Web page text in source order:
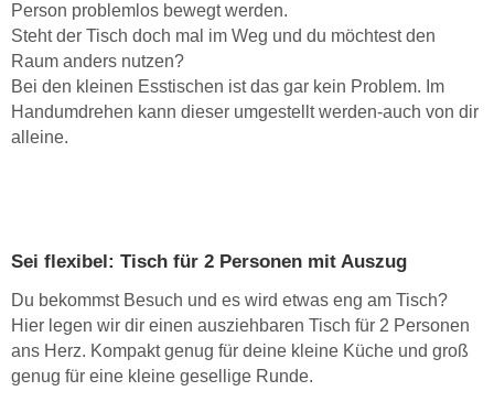
Person problemlos bewegt werden.
Steht der Tisch doch mal im Weg und du möchtest den
Raum anders nutzen?
Bei den kleinen Esstischen ist das gar kein Problem. Im
Handumdrehen kann dieser umgestellt werden-auch von dir
alleine.
Sei flexibel: Tisch für 2 Personen mit Auszug
Du bekommst Besuch und es wird etwas eng am Tisch?
Hier legen wir dir einen ausziehbaren Tisch für 2 Personen
ans Herz. Kompakt genug für deine kleine Küche und groß
genug für eine kleine gesellige Runde.